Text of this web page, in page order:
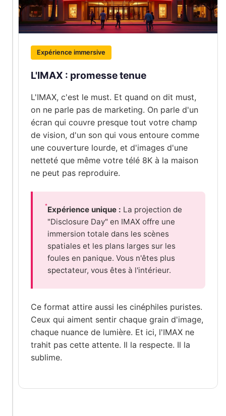
Expérience immersive
L'IMAX : promesse tenue
L'IMAX, c'est le must. Et quand on dit must,
on ne parle pas de marketing. On parle d'un
écran qui couvre presque tout votre champ
de vision, d'un son qui vous entoure comme
une couverture lourde, et d'images d'une
netteté que même votre télé 8K à la maison
ne peut pas reproduire.
Expérience unique : La projection de
"Disclosure Day" en IMAX offre une
immersion totale dans les scènes
spatiales et les plans larges sur les
foules en panique. Vous n'êtes plus
spectateur, vous êtes à l'intérieur.
Ce format attire aussi les cinéphiles puristes.
Ceux qui aiment sentir chaque grain d'image,
chaque nuance de lumière. Et ici, l'IMAX ne
trahit pas cette attente. Il la respecte. Il la
sublime.